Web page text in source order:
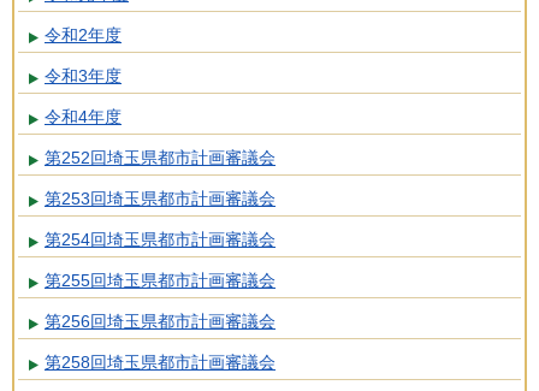
令和2年度
令和3年度
令和4年度
第252回埼玉県都市計画審議会
第253回埼玉県都市計画審議会
第254回埼玉県都市計画審議会
第255回埼玉県都市計画審議会
第256回埼玉県都市計画審議会
第258回埼玉県都市計画審議会